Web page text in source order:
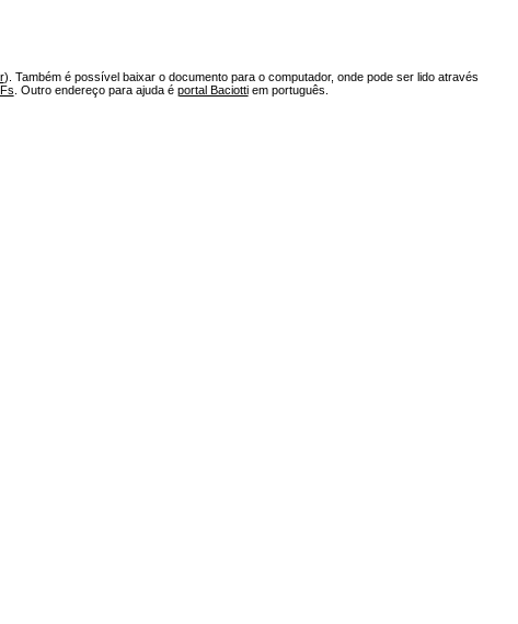
). Também é possível baixar o documento para o computador, onde pode ser lido através
. Outro endereço para ajuda é portal Baciottiem português.